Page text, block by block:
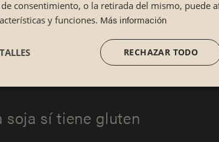
Algo de lo que debes asegurarte siempre es de
vinagre de arrozpuro (y, por tanto, libre de gluten)
tienes dudas, ¡no dudes en preguntar al personal!
Reserva en tu restaurante más cercano
soja sí tiene gluten
consentimiento, o la retirada del mismo, puede
y funciones. Más información
RECHAZAR TODO